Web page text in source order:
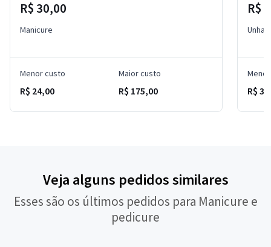
R$ 30,00
Manicure
Menor custo
R$ 24,00
Maior custo
R$ 175,00
R$
Unha
R$
Veja alguns pedidos similares
Esses são os últimos pedidos para Manicure e
pedicure